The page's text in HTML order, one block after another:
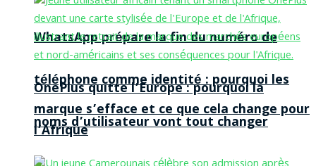
WhatsApp prépare la fin du numéro de
téléphone comme identité : pourquoi les
noms d’utilisateur vont tout changer
OnePlus quitte l’Europe : pourquoi la
marque s’efface et ce que cela change pour
l’Afrique